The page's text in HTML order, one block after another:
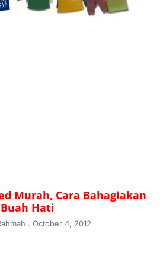
Murah, Cara Bahagiakan
Buah Hati
October 4, 2012